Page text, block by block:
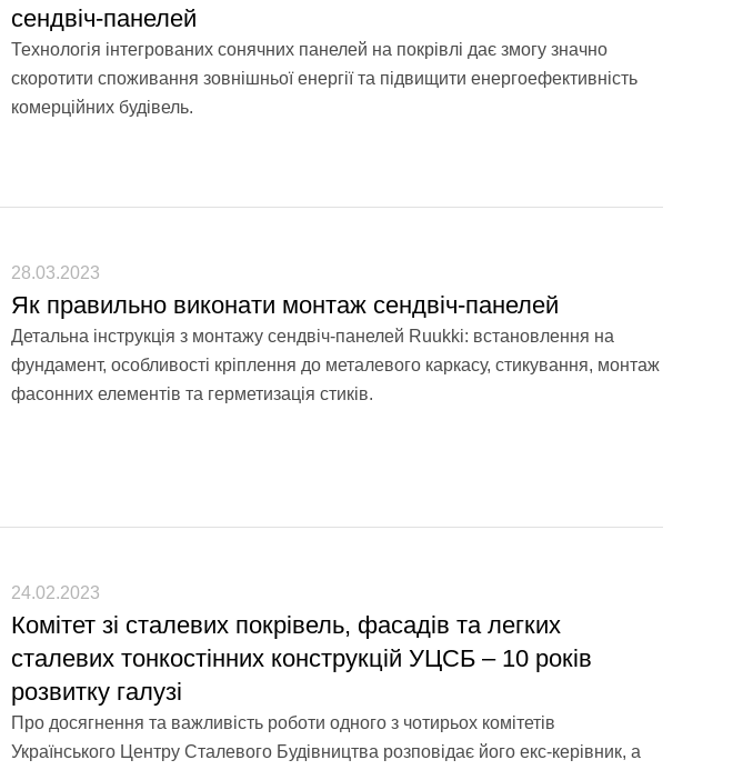
сендвіч-панелей
Технологія інтегрованих сонячних панелей на покрівлі дає змогу значно
скоротити споживання зовнішньої енергії та підвищити енергоефективність
комерційних будівель.
28.03.2023
Як правильно виконати монтаж сендвіч-панелей
Детальна інструкція з монтажу сендвіч-панелей Ruukki: встановлення на
фундамент, особливості кріплення до металевого каркасу, стикування, монтаж
фасонних елементів та герметизація стиків.
24.02.2023
Комітет зі сталевих покрівель, фасадів та легких
сталевих тонкостінних конструкцій УЦСБ – 10 років
розвитку галузі
Про досягнення та важливість роботи одного з чотирьох комітетів
Українського Центру Сталевого Будівництва розповідає його екс-керівник, а